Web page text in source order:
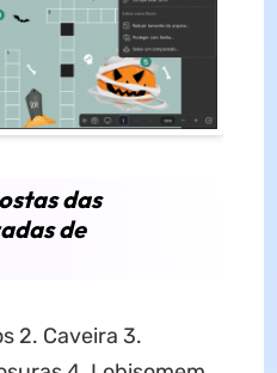
das
de
2. Caveira 3.